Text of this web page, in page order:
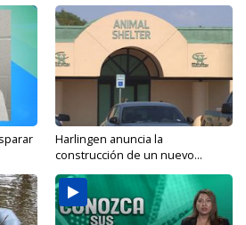
Harlingen anuncia la
construcción de un nuevo...